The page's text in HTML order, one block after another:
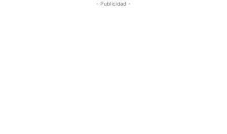
- Publicidad -